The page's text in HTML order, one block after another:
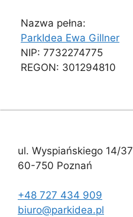
Nazwa pełna:
ParkIdea Ewa Gillner
NIP: 7732274775
REGON: 301294810
ul. Wyspiańskiego 14/37
60-750 Poznań
+48 727 434 909
biuro@parkidea.pl